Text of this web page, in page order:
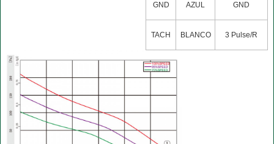
GND AZUL GND
TACH BLANCO 3 Pulse/R